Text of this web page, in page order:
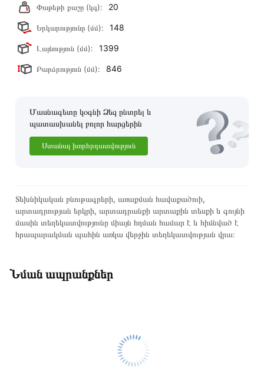
Փաթեթի քաշը (կգ): 20
Երկարությունը (մմ): 148
Լայնություն (մմ): 1399
Բարձրություն (մմ): 846
Մասնագետը կօգնի Ձեզ ընտրել և
պատասխանել բոլոր հարցերին
Ստանալ խորհրդատվություն
Տեխնիկական բնութագրերի, առաքման հավաքածուի,
արտադրության երկրի, արտադրանքի արտաքին տեսքի և գույնի
մասին տեղեկատվությունը միայն հղման համար է և հիմնված է
հրապարակման պահին առկա վերջին տեղեկատվության վրա։
Նման ապրանքներ